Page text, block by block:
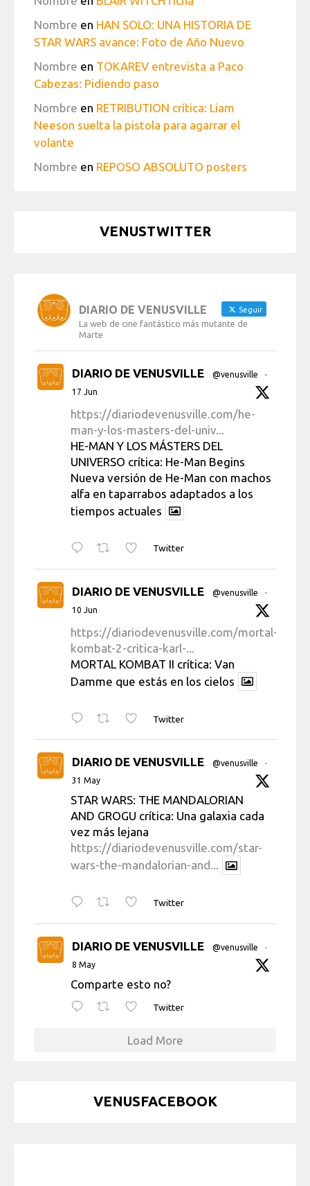
Nombre en HAN SOLO: UNA HISTORIA DE
STAR WARS avance: Foto de Año Nuevo
Nombre en TOKAREV entrevista a Paco
Cabezas: Pidiendo paso
Nombre en RETRIBUTION crítica: Liam
Neeson suelta la pistola para agarrar el
volante
Nombre en REPOSO ABSOLUTO posters
VENUSTWITTER
DIARIO DE VENUSVILLE Seguir
La web de cine fantástico más mutante de
Marte
DIARIO DE VENUSVILLE @venusville
·
17 Jun
https://diariodevenusville.com/he-
man-y-los-masters-del-univ...
HE-MAN Y LOS MÁSTERS DEL
UNIVERSO crítica: He-Man Begins
Nueva versión de He-Man con machos
alfa en taparrabos adaptados a los
tiempos actuales
Twitter
DIARIO DE VENUSVILLE @venusville
·
10 Jun
https://diariodevenusville.com/mortal-
kombat-2-critica-karl-...
MORTAL KOMBAT II crítica: Van
Damme que estás en los cielos
Twitter
DIARIO DE VENUSVILLE @venusville
·
31 May
STAR WARS: THE MANDALORIAN
AND GROGU crítica: Una galaxia cada
vez más lejana
https://diariodevenusville.com/star-
wars-the-mandalorian-and...
Twitter
DIARIO DE VENUSVILLE @venusville
·
8 May
Comparte esto no?
Twitter
Load More
VENUSFACEBOOK